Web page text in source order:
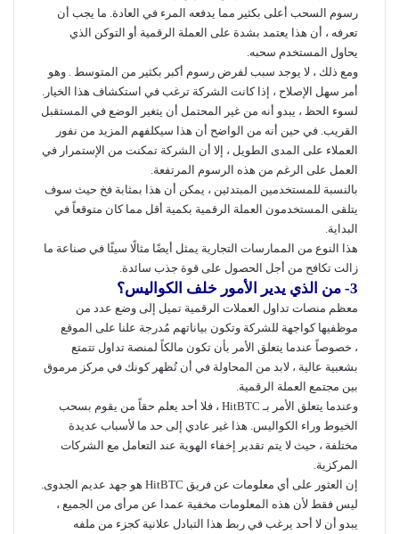
رسوم السحب أعلى بكثير مما يدفعه المرء في العادة. ما يجب أن
تعرفه ، أن هذا يعتمد بشدة على العملة الرقمية أو التوكن الذي
يحاول المستخدم سحبه.
ومع ذلك ، لا يوجد سبب لفرض رسوم أكبر بكثير من المتوسط . وهو
أمر سهل الإصلاح ، إذا كانت الشركة ترغب في استكشاف هذا الخيار.
لسوء الحظ ، يبدو أنه من غير المحتمل أن يتغير الوضع في المستقبل
القريب. في حين أنه من الواضح أن هذا سيكلفهم المزيد من نفور
العملاء على المدى الطويل ، إلا أن الشركة تمكنت من الإستمرار في
العمل على الرغم من هذه الرسوم المرتفعة.
بالنسبة للمستخدمين المبتدئين ، يمكن أن هذا بمثابة فخ حيث سوف
يتلقى المستخدمون العملة الرقمية بكمية أقل مما كان متوقعاً في
البداية.
هذا النوع من الممارسات التجارية يمثل أيضًا مثالًا سيئًا في صناعة ما
زالت تكافح من أجل الحصول على قوة جذب سائدة.
3- من الذي يدير الأمور خلف الكواليس؟
معظم منصات تداول العملات الرقمية تميل إلى وضع عدد من
موظفيها كواجهة للشركة وتكون بياناتهم مُدرجة علنا على الموقع
، خصوصاً عندما يتعلق الأمر بأن تكون مالكاً لمنصة تداول تتمتع
بشعبية عالية ، لابد من المحاولة في أن تُظهر كونك في مركز مرموق
بين مجتمع العملة الرقمية.
وعندما يتعلق الأمر بـ HitBTC ، فلا أحد يعلم حقاً من يقوم بسحب
الخيوط وراء الكواليس. هذا غير عادي إلى حد ما لأسباب عديدة
مختلفة ، حيث لا يتم تقدير إخفاء الهوية عند التعامل مع الشركات
المركزية.
إن العثور على أي معلومات عن فريق HitBTC هو جهد عديم الجدوى.
ليس فقط لأن هذه المعلومات مخفية عمدا عن مرأى من الجميع ،
يبدو أن لا أحد يرغب في ربط هذا التبادل علانية كجزء من ملفه